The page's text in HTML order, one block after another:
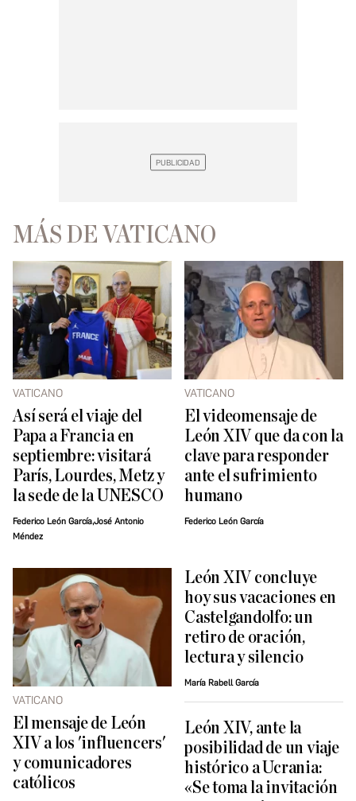
MÁS DE VATICANO
VATICANO
Así será el viaje del
Papa a Francia en
septiembre: visitará
París, Lourdes, Metz y
la sede de la UNESCO
Federico León García,José Antonio
Méndez
VATICANO
El videomensaje de
León XIV que da con la
clave para responder
ante el sufrimiento
humano
Federico León García
VATICANO
El mensaje de León
XIV a los 'influencers'
y comunicadores
católicos
León XIV concluye
hoy sus vacaciones en
Castelgandolfo: un
retiro de oración,
lectura y silencio
María Rabell García
León XIV, ante la
posibilidad de un viaje
histórico a Ucrania:
«Se toma la invitación